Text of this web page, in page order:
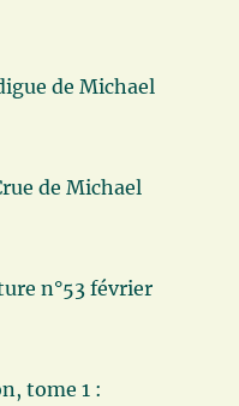
de Michael
de Michael
n°53 février
tome 1 :